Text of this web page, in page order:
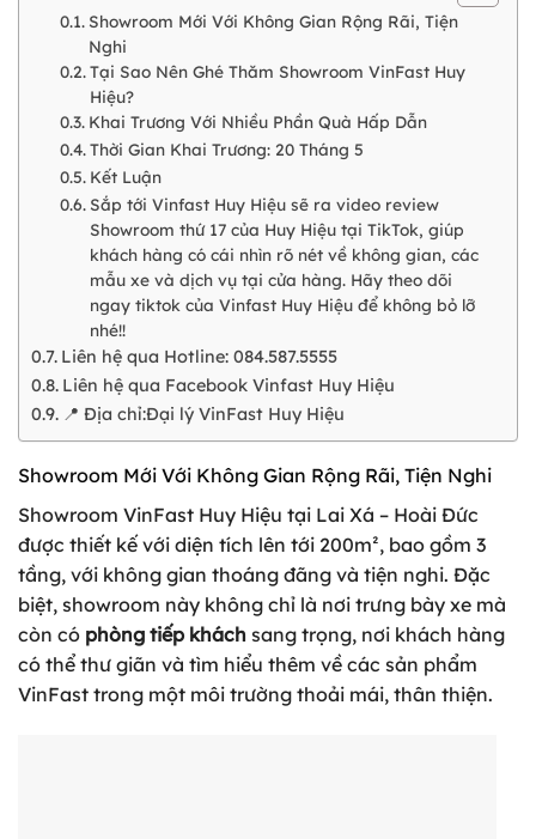
Showroom Mới Với Không Gian Rộng Rãi, Tiện
Nghi
Tại Sao Nên Ghé Thăm Showroom VinFast Huy
Hiệu?
Khai Trương Với Nhiều Phần Quà Hấp Dẫn
Thời Gian Khai Trương: 20 Tháng 5
Kết Luận
Sắp tới Vinfast Huy Hiệu sẽ ra video review
Showroom thứ 17 của Huy Hiệu tại TikTok, giúp
khách hàng có cái nhìn rõ nét về không gian, các
mẫu xe và dịch vụ tại cửa hàng. Hãy theo dõi
ngay tiktok của Vinfast Huy Hiệu để không bỏ lỡ
nhé!!
Liên hệ qua Hotline: 084.587.5555
Liên hệ qua Facebook Vinfast Huy Hiệu
📍 Địa chỉ:Đại lý VinFast Huy Hiệu
Showroom Mới Với Không Gian Rộng Rãi, Tiện Nghi
Showroom VinFast Huy Hiệu tại Lai Xá – Hoài Đức
được thiết kế với diện tích lên tới 200m², bao gồm 3
tầng, với không gian thoáng đãng và tiện nghi. Đặc
biệt, showroom này không chỉ là nơi trưng bày xe mà
còn có phòng tiếp khách sang trọng, nơi khách hàng
có thể thư giãn và tìm hiểu thêm về các sản phẩm
VinFast trong một môi trường thoải mái, thân thiện.